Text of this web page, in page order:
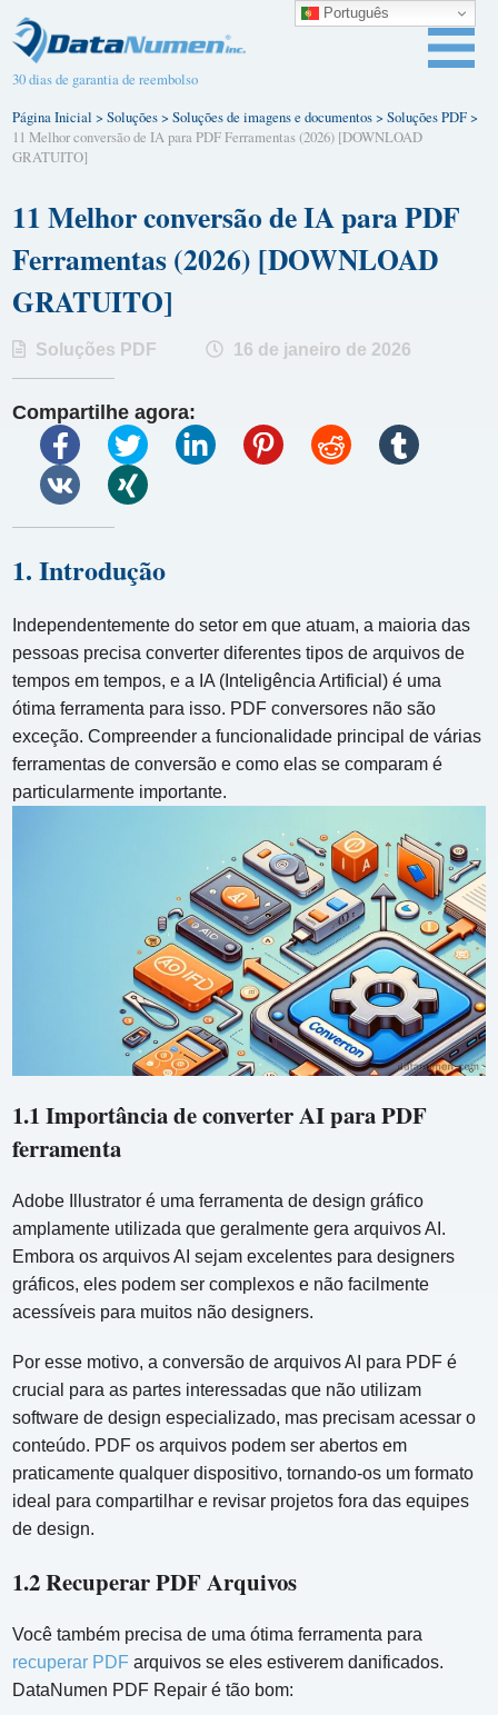
30 dias de garantia de reembolso
Página Inicial >Soluções>Soluções de imagens e documentos>Soluções PDF>
11 Melhor conversão de IA para PDF Ferramentas (2026) [DOWNLOAD
GRATUITO]
11 Melhor conversão de IA para PDF
Ferramentas (2026) [DOWNLOAD
GRATUITO]
Soluções PDF 16 de janeiro de 2026
Compartilhe agora:
1. Introdução
Independentemente do setor em que atuam, a maioria das
pessoas precisa converter diferentes tipos de arquivos de
tempos em tempos, e a IA (Inteligência Artificial) é uma
ótima ferramenta para isso. PDF conversores não são
exceção. Compreender a funcionalidade principal de várias
ferramentas de conversão e como elas se comparam é
particularmente importante.
1.1 Importância de converter AI para PDF
ferramenta
Adobe Illustrator é uma ferramenta de design gráfico
amplamente utilizada que geralmente gera arquivos AI.
Embora os arquivos AI sejam excelentes para designers
gráficos, eles podem ser complexos e não facilmente
acessíveis para muitos não designers.
Por esse motivo, a conversão de arquivos AI para PDF é
crucial para as partes interessadas que não utilizam
software de design especializado, mas precisam acessar o
conteúdo. PDF os arquivos podem ser abertos em
praticamente qualquer dispositivo, tornando-os um formato
ideal para compartilhar e revisar projetos fora das equipes
de design.
1.2 Recuperar PDF Arquivos
Você também precisa de uma ótima ferramenta para
recuperar PDF arquivos se eles estiverem danificados.
DataNumen PDF Repair é tão bom:
Português